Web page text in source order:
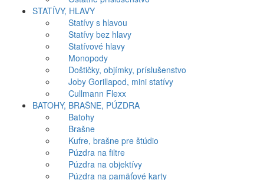
STATÍVY, HLAVY
Statívy s hlavou
Statívy bez hlavy
Statívové hlavy
Monopody
Doštičky, objímky, príslušenstvo
Joby Gorillapod, mini statívy
Cullmann Flexx
BATOHY, BRAŠNE, PÚZDRA
Batohy
Brašne
Kufre, brašne pre štúdio
Púzdra na filtre
Púzdra na objektívy
Púzdra na pamäťové karty